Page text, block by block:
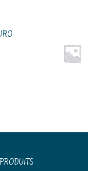
PRODUITS